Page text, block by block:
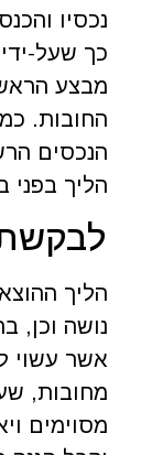
נכסיו
כך שעל-
מבצע
החובות.
הנכסים
הליך
הליך
נושה וכן,
אשר עשוי
מחובות,
מסוימים